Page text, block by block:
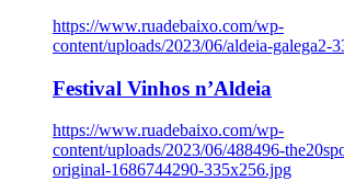
https://www.ruadebaixo.com/wp-
content/uploads/2023/06/aldeia-galega2-
Festival Vinhos n’Aldeia
https://www.ruadebaixo.com/wp-
content/uploads/2023/06/488496-
original-1686744290-335x256.jpg